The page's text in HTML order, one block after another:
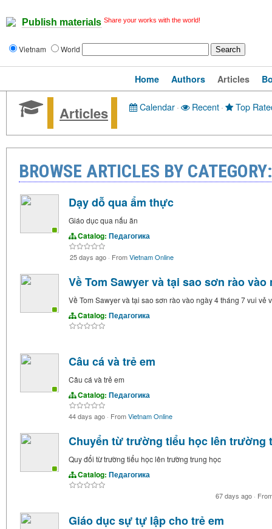
Publish materials Share your works with the world!
Vietnam World
Home Authors Articles
Articles Calendar· Recent· Top
BROWSE ARTICLES BY
Dạy dỗ qua ẩm thực
Giáo dục qua nấu ăn
Catalog: Педагогика
25 days ago · FromVietnam Online
Về Tom Sawyer và tại sao sơn rào
Về Tom Sawyer và tại sao sơn rào vào ngày 4 tháng 7 vui vẻ
Catalog: Педагогика
Câu cá và trẻ em
Câu cá và trẻ em
Catalog: Педагогика
44 days ago · FromVietnam Online
Chuyển từ trường tiểu học lên trường
Quy đổi từ trường tiểu học lên trường trung học
Catalog: Педагогика
67 days ago ·
Giáo dục sự tự lập cho trẻ em